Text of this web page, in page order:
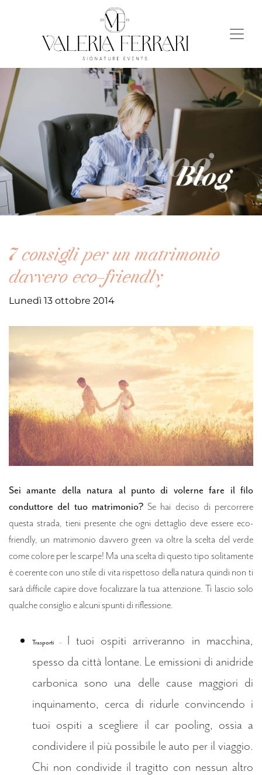
7 consigli per un matrimonio
davvero eco-friendly
Lunedì 13 ottobre 2014
Sei amante della natura al punto di volerne fare il filo
conduttore del tuo matrimonio? Se hai deciso di percorrere
questa strada, tieni presente che ogni dettaglio deve essere eco-
friendly, un matrimonio davvero green va oltre la scelta del verde
come colore per le scarpe! Ma una scelta di questo tipo solitamente
è coerente con uno stile di vita rispettoso della natura quindi non ti
sarà difficile capire dove focalizzare la tua attenzione. Ti lascio solo
qualche consiglio e alcuni spunti di riflessione.
Trasporti –
I tuoi ospiti arriveranno in macchina,
spesso da città lontane. Le emissioni di anidride
carbonica sono una delle cause maggiori di
inquinamento, cerca di ridurle convincendo i
tuoi ospiti a scegliere il car pooling, ossia a
condividere il più possibile le auto per il viaggio.
Chi non condivide il tragitto con nessun altro